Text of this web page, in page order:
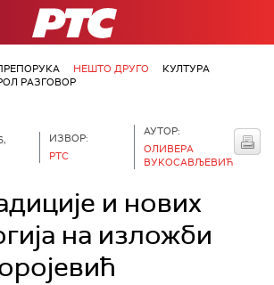
РТС
НЕШТО ДРУГО
КУЛТУРА
РАЗГОВОР
ИЗВОР:
РТС
АУТОР:
ОЛИВЕРА
ВУКОСАВЉЕВИЋ
и нових
на изложби